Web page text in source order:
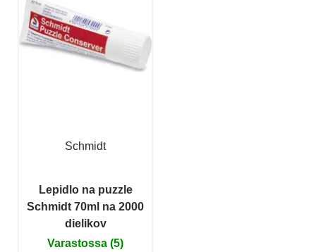
Schmidt
Lepidlo na puzzle
Schmidt 70ml na 2000
dielikov
Varastossa (5)